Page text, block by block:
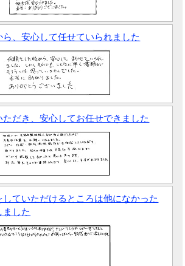
、安心して任せていられました
ただき、安心してお任せできました
ていただけるところは他になかった
ました